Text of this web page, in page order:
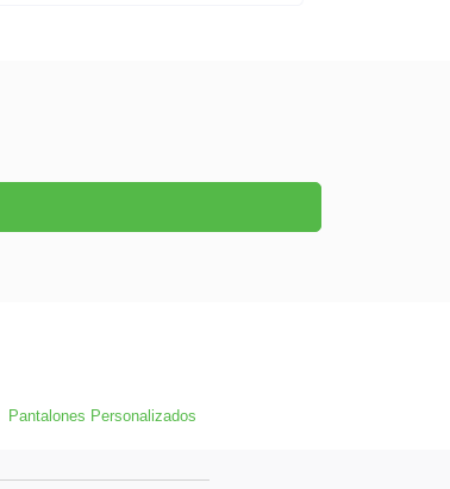
Pantalones Personalizados